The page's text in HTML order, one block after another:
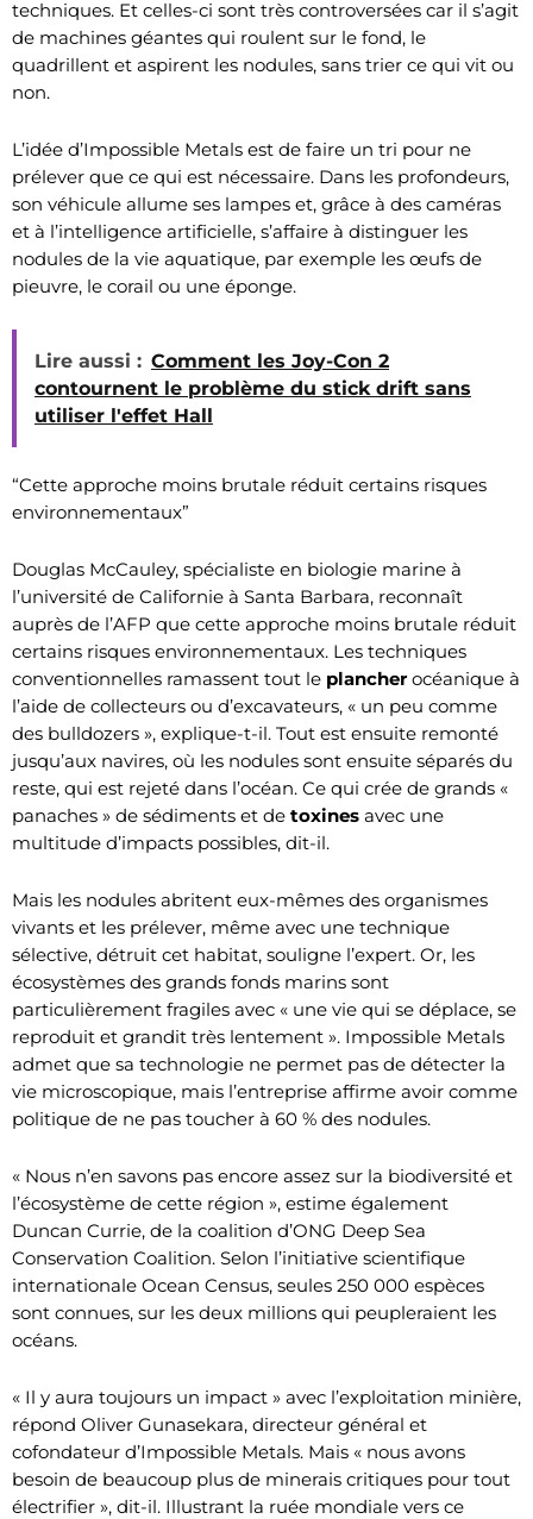
techniques. Et celles-ci sont très controversées car il s’agit
de machines géantes qui roulent sur le fond, le
quadrillent et aspirent les nodules, sans trier ce qui vit ou
non.
L’idée d’Impossible Metals est de faire un tri pour ne
prélever que ce qui est nécessaire. Dans les profondeurs,
son véhicule allume ses lampes et, grâce à des caméras
et à l’intelligence artificielle, s’affaire à distinguer les
nodules de la vie aquatique, par exemple les œufs de
pieuvre, le corail ou une éponge.
Lire aussi : Comment les Joy-Con 2
contournent le problème du stick drift sans
utiliser l'effet Hall
“Cette approche moins brutale réduit certains risques
environnementaux”
Douglas McCauley, spécialiste en biologie marine à
l’université de Californie à Santa Barbara, reconnaît
auprès de l’AFP que cette approche moins brutale réduit
certains risques environnementaux. Les techniques
conventionnelles ramassent tout le plancherocéanique à
l’aide de collecteurs ou d’excavateurs, « un peu comme
des bulldozers », explique-t-il. Tout est ensuite remonté
jusqu’aux navires, où les nodules sont ensuite séparés du
reste, qui est rejeté dans l’océan. Ce qui crée de grands «
panaches » de sédiments et de toxines avec une
multitude d’impacts possibles, dit-il.
Mais les nodules abritent eux-mêmes des organismes
vivants et les prélever, même avec une technique
sélective, détruit cet habitat, souligne l’expert. Or, les
écosystèmes des grands fonds marins sont
particulièrement fragiles avec « une vie qui se déplace, se
reproduit et grandit très lentement ». Impossible Metals
admet que sa technologie ne permet pas de détecter la
vie microscopique, mais l’entreprise affirme avoir comme
politique de ne pas toucher à 60 % des nodules.
« Nous n’en savons pas encore assez sur la biodiversité et
l’écosystème de cette région », estime également
Duncan Currie, de la coalition d’ONG Deep Sea
Conservation Coalition. Selon l’initiative scientifique
internationale Ocean Census, seules 250 000 espèces
sont connues, sur les deux millions qui peupleraient les
océans.
« Il y aura toujours un impact » avec l’exploitation minière,
répond Oliver Gunasekara, directeur général et
cofondateur d’Impossible Metals. Mais « nous avons
besoin de beaucoup plus de minerais critiques pour tout
électrifier », dit-il. Illustrant la ruée mondiale vers ce